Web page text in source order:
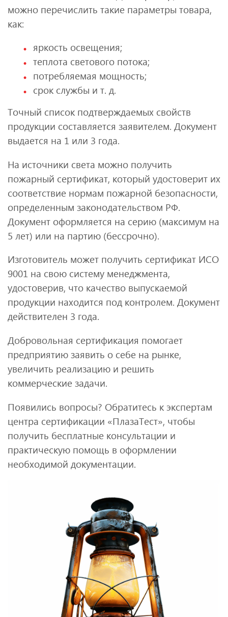
можно перечислить такие параметры товара,
как:
яркость освещения;
теплота светового потока;
потребляемая мощность;
срок службы и т. д.
Точный список подтверждаемых свойств
продукции составляется заявителем. Документ
выдается на 1 или 3 года.
На источники света можно получить
пожарный сертификат, который удостоверит их
соответствие нормам пожарной безопасности,
определенным законодательством РФ.
Документ оформляется на серию (максимум на
5 лет) или на партию (бессрочно).
Изготовитель может получить сертификат ИСО
9001 на свою систему менеджмента,
удостоверив, что качество выпускаемой
продукции находится под контролем. Документ
действителен 3 года.
Добровольная сертификация помогает
предприятию заявить о себе на рынке,
увеличить реализацию и решить
коммерческие задачи.
Появились вопросы? Обратитесь к экспертам
центра сертификации «ПлазаТест», чтобы
получить бесплатные консультации и
практическую помощь в оформлении
необходимой документации.